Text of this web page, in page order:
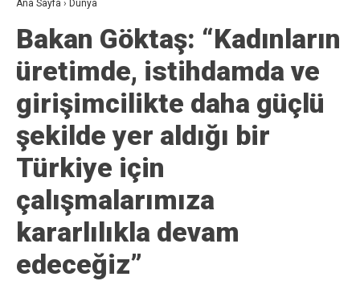
Ana Sayfa › Dünya
Bakan Göktaş: “Kadınların
üretimde, istihdamda ve
girişimcilikte daha güçlü
şekilde yer aldığı bir
Türkiye için
çalışmalarımıza
kararlılıkla devam
edeceğiz”